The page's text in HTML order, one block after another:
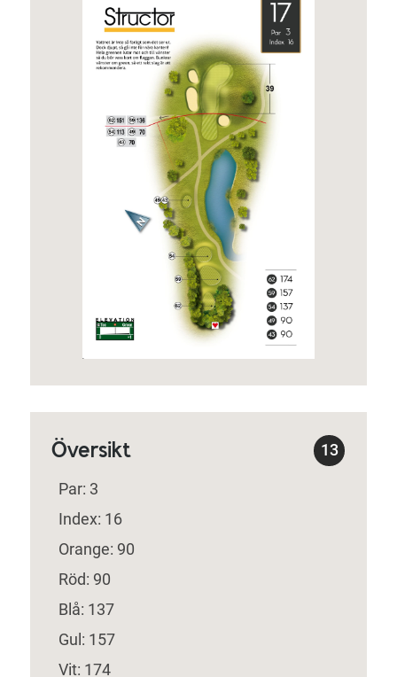
Översikt 13
Par: 3
Index: 16
Orange: 90
Röd: 90
Blå: 137
Gul: 157
Vit: 174